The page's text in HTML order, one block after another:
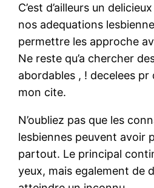
C’est d’ailleurs un
nos adequations
permettre les approche
Ne reste qu’a chercher
abordables , ! decelees pr
mon cite.
N’oubliez pas que les
lesbiennes peuvent avoir
partout. Le principal
yeux, mais egalement de